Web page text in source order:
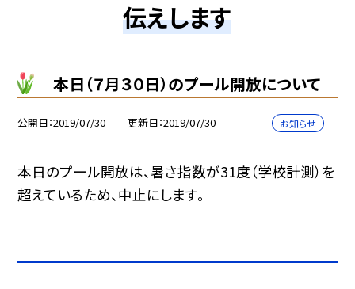
伝えします
本日（７月３０日）のプール開放について
公開日 2019/07/30 更新日 2019/07/30 お知らせ
本日のプール開放は、暑さ指数が31度（学校計測）を
超えているため、中止にします。